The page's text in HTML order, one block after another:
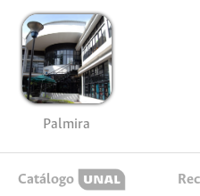
Palmira
Catálogo